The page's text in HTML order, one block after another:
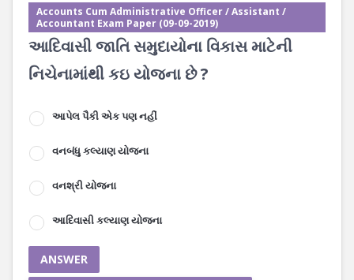
Accounts Cum Administrative Officer / Assistant /
Accountant Exam Paper (09-09-2019)
આદિવાસી જાતિ સમુદાયોના વિકાસ માટેની
નિચેનામાંથી કઇ યોજના છે ?
આપેલ પૈકી એક પણ નહીં
વનબંધુ કલ્યાણ યોજના
વનશ્રી યોજના
આદિવાસી કલ્યાણ યોજના
ANSWER